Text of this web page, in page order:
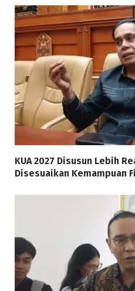
KUA 2027 Disusun Lebih
Disesuaikan Kemampuan